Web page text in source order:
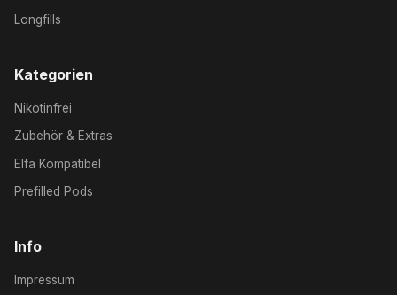
Longfills
Kategorien
Nikotinfrei
Zubehör & Extras
Elfa Kompatibel
Prefilled Pods
Info
Impressum